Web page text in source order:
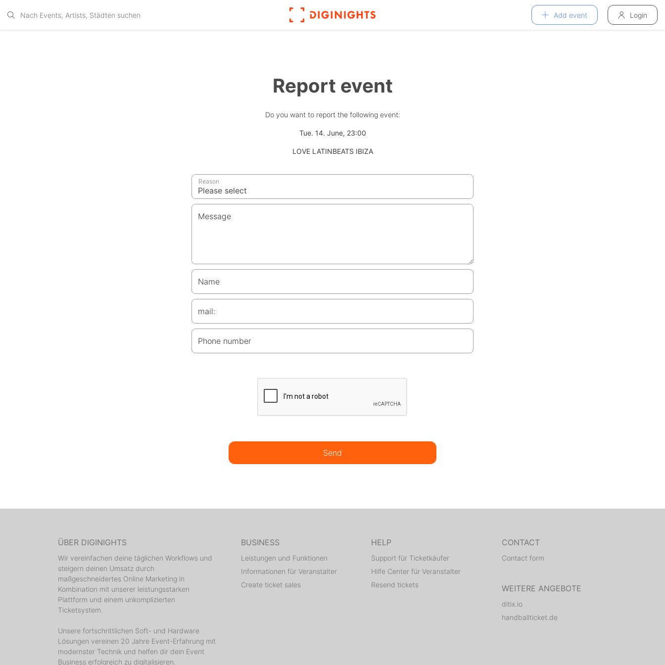
Add event Login
Report event
Do you want to report the following event:
Tue. 14. June, 23:00
LOVE LATINBEATS IBIZA
Reason
Message
Name
mail:
Phone number
Send
ÜBER DIGINIGHTS
Wir vereinfachen deine täglichen Workflows und
steigern deinen Umsatz durch
maßgeschneidertes Online Marketing in
Kombination mit unserer leistungsstarken
Plattform und einem unkomplizierten
Ticketsystem.
Unsere fortschrittlichen Soft- und Hardware
Lösungen vereinen 20 Jahre Event-Erfahrung mit
modernster Technik und helfen dir dein Event
Business erfolgreich zu digitalisieren.
BUSINESS
Leistungen und Funktionen
Informationen für Veranstalter
Create ticket sales
HELP
Support für Ticketkäufer
Hilfe Center für Veranstalter
Resend tickets
CONTACT
Contact form
WEITERE ANGEBOTE
ditix.io
handballticket.de